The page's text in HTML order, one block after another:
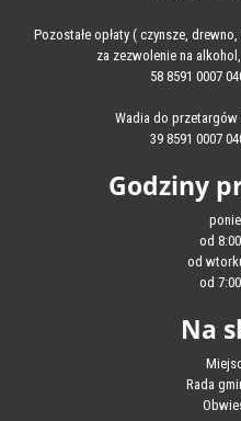
Pozostałe opłaty ( czynsze,
za zezwolenie na
58 8591 0007
Wadia do
39 8591 0007
Godziny
od
od
od
Na
Rada